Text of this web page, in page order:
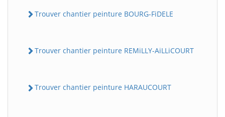
Trouver chantier peinture BOURG-FiDELE
Trouver chantier peinture REMiLLY-AiLLiCOURT
Trouver chantier peinture HARAUCOURT